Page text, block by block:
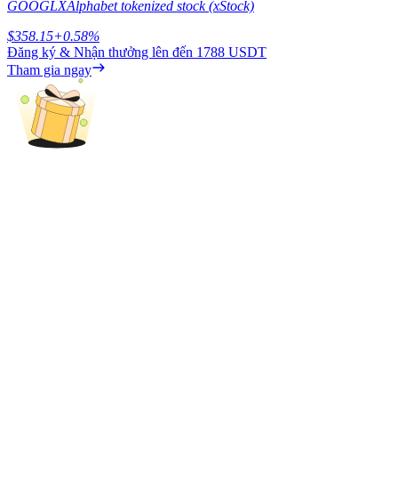
Share 500000 CASHCAT prize pool
Exclusive for BitMart Users
Register & Trade to Win 500,000 USDT
GOOGLXAlphabet tokenized stock (xStock)
$358.15+0.58%
Đăng ký & Nhận thưởng lên đến 1788 USDT
Tham gia ngay